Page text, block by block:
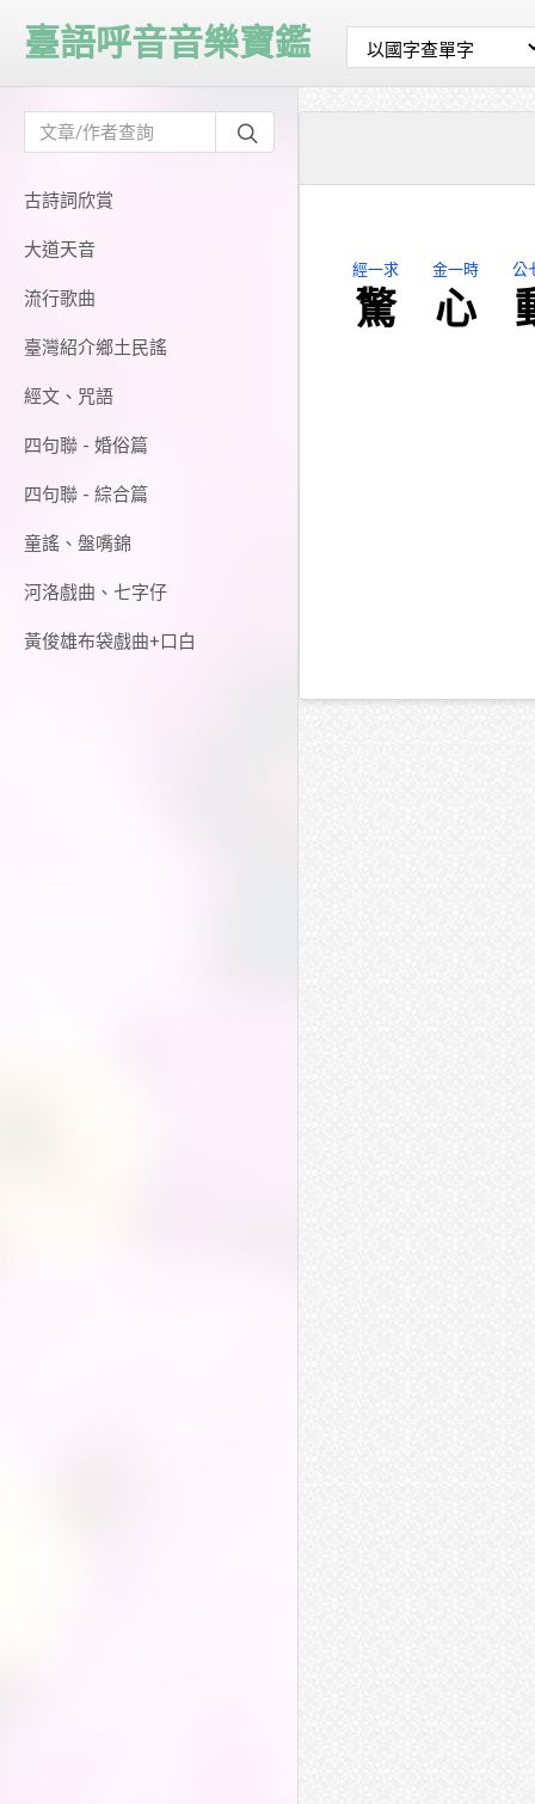
古詩詞欣賞
大道天音
流行歌曲
臺灣紹介鄉土民謠
經文、咒語
四句聯 - 婚俗篇
四句聯 - 綜合篇
童謠、盤嘴錦
河洛戲曲、七字仔
黃俊雄布袋戲曲+口白
臺語呼音音樂寶鑑
經一求
驚
金一時
心
公